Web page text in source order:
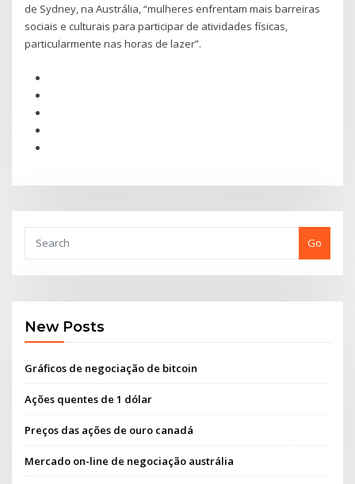
de Sydney, na Austrália, “mulheres enfrentam mais barreiras
sociais e culturais para participar de atividades físicas,
particularmente nas horas de lazer”.
Go
New Posts
Gráficos de negociação de bitcoin
Ações quentes de 1 dólar
Preços das ações de ouro canadá
Mercado on-line de negociação austrália